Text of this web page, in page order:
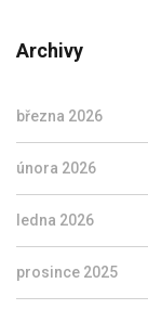
Archivy
března 2026
února 2026
ledna 2026
prosince 2025